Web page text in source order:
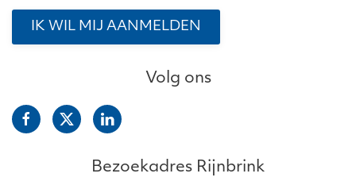
worden
op
IK WIL MIJ AANMELDEN
Volg ons
Bezoekadres Rijnbrink